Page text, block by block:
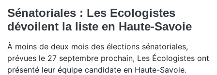
Sénatoriales : Les Ecologistes
dévoilent la liste en Haute-Savoie
À moins de deux mois des élections sénatoriales,
prévues le 27 septembre prochain, Les Écologistes ont
présenté leur équipe candidate en Haute-Savoie.